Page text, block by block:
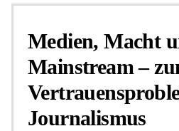
Medien, Macht
Mainstream –
Journalismus